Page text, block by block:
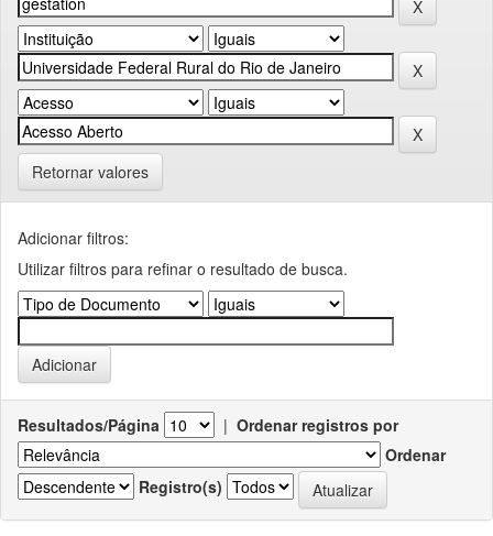
Retornar valores
Adicionar filtros:
Utilizar filtros para refinar o resultado de busca.
Resultados/Página | Ordenar registros por
Ordenar
Registro(s)